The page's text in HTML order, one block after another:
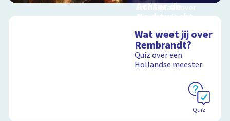
schoolplaat over
Rembrandts
Schoolplaat
Achter de
Nachtwacht
schoolplaat over de
geheimen van dit
grote schilderij van
Rembrandt
Schoolplaat
Wat weet jij over
Rembrandt?
Quiz over een
Hollandse meester
Quiz